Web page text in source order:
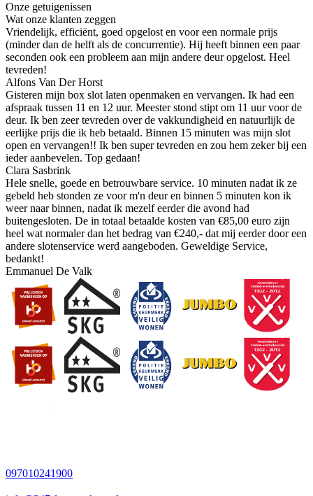
Onze getuigenissen
Wat onze klanten zeggen
Vriendelijk, efficiënt, goed opgelost en voor een normale prijs
(minder dan de helft als de concurrentie). Hij heeft binnen een paar
seconden ook een probleem aan mijn andere deur opgelost. Heel
tevreden!
Alfons Van Der Horst
Gisteren mijn box slot laten openmaken en vervangen. Ik had een
afspraak tussen 11 en 12 uur. Meester stond stipt om 11 uur voor de
deur. Ik ben zeer tevreden over de vakkundigheid en natuurlijk de
eerlijke prijs die ik heb betaald. Binnen 15 minuten was mijn slot
open en vervangen!! Ik ben super tevreden en zou hem zeker bij een
ieder aanbevelen. Top gedaan!
Clara Sasbrink
Hele snelle, goede en betrouwbare service. 10 minuten nadat ik ze
gebeld heb stonden ze voor m'n deur en binnen 5 minuten kon ik
weer naar binnen, nadat ik mezelf eerder die avond had
buitengesloten. De in totaal betaalde kosten van €85,00 euro zijn
heel wat normaler dan het bedrag van €240,- dat mij eerder door een
andere slotenservice werd aangeboden. Geweldige Service,
bedankt!
Emmanuel De Valk
097010241900